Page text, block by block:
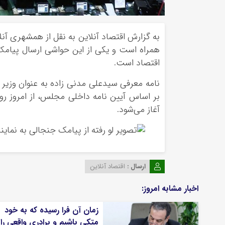
به گزارش اقتصاد آنلاین به نقل از همشهری
همراه است و یکی از این حواشی ارسال
اقتصاد است.
نامه معرفی سیدعلی مدنی زاده به عنوان
بر اساس آیین نامه داخلی مجلس، از
آغاز می‌شود.
ارسال : اقتصاد آنلاین
اخبار مشابه امروز:
زمان آن فرا رسیده که به خود
متکی باشیم و برادری واقعی